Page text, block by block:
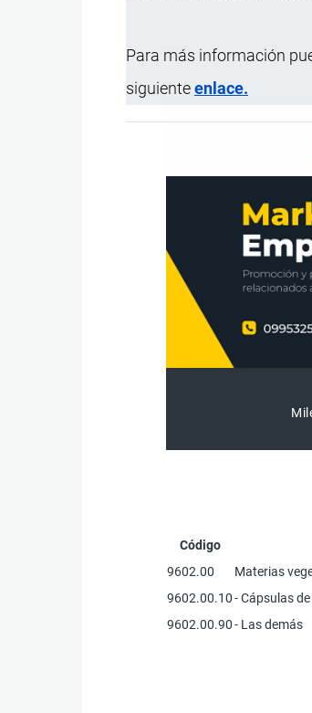
Para más información
siguienteenlace.
Código
9602.00
Materias
9602.00.10- Cápsulas
9602.00.90- Las demás